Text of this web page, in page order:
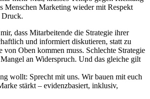
Menschen Marketing wieder mit Respekt
Druck.
dass Mitarbeitende die Strategie ihrer
und informiert diskutieren, statt zu
von Oben kommen muss. Schlechte Strategie
an Widerspruch. Und das gleiche gilt
wollt: Sprecht mit uns. Wir bauen mit euch
stärkt – evidenzbasiert, inklusiv,